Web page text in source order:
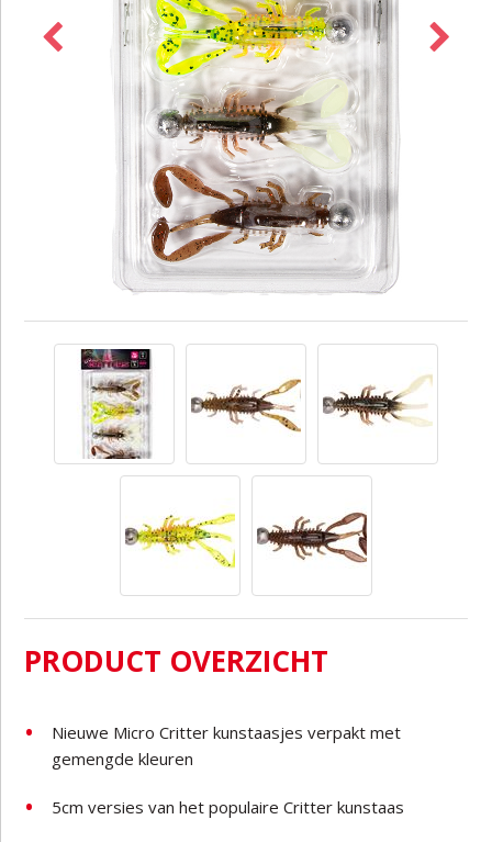
PRODUCT OVERZICHT
Nieuwe Micro Critter kunstaasjes verpakt met
gemengde kleuren
5cm versies van het populaire Critter kunstaas